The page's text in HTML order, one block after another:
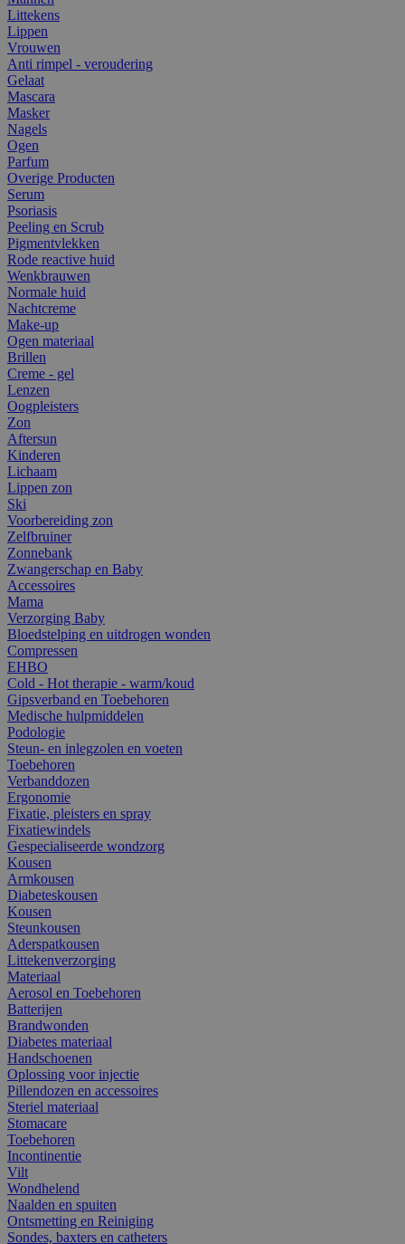
Littekens
Lippen
Vrouwen
Anti rimpel - veroudering
Gelaat
Mascara
Masker
Nagels
Ogen
Parfum
Overige Producten
Serum
Psoriasis
Peeling en Scrub
Pigmentvlekken
Rode reactive huid
Wenkbrauwen
Normale huid
Nachtcreme
Make-up
Ogen materiaal
Brillen
Creme - gel
Lenzen
Oogpleisters
Zon
Aftersun
Kinderen
Lichaam
Lippen zon
Ski
Voorbereiding zon
Zelfbruiner
Zonnebank
Zwangerschap en Baby
Accessoires
Mama
Verzorging Baby
Bloedstelping en uitdrogen wonden
Compressen
EHBO
Cold - Hot therapie - warm/koud
Gipsverband en Toebehoren
Medische hulpmiddelen
Podologie
Steun- en inlegzolen en voeten
Toebehoren
Verbanddozen
Ergonomie
Fixatie, pleisters en spray
Fixatiewindels
Gespecialiseerde wondzorg
Kousen
Armkousen
Diabeteskousen
Kousen
Steunkousen
Aderspatkousen
Littekenverzorging
Materiaal
Aerosol en Toebehoren
Batterijen
Brandwonden
Diabetes materiaal
Handschoenen
Oplossing voor injectie
Pillendozen en accessoires
Steriel materiaal
Stomacare
Toebehoren
Incontinentie
Vilt
Wondhelend
Naalden en spuiten
Ontsmetting en Reiniging
Sondes, baxters en catheters